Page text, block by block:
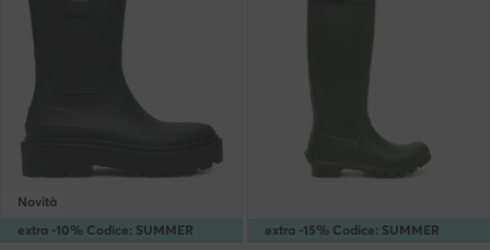
extra -10% Codice: SUMMER
Novità
extra -15% Codice: SUMMER